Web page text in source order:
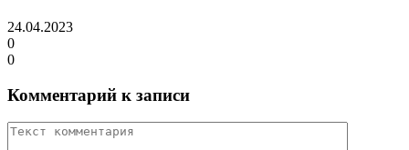
24.04.2023
0
0
Комментарий к записи